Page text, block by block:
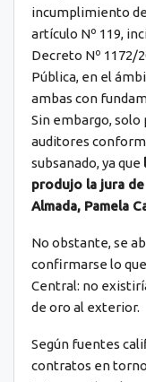
incumplimiento
artículo Nº 119,
Decreto Nº 1172/
Pública, en el
ambas con
Sin embargo, solo
auditores
subsanado, ya que
produjo la jura
Almada, Pamela
No obstante, se
confirmarse lo
Central: no
de oro al exterior.
Según fuentes
contratos en